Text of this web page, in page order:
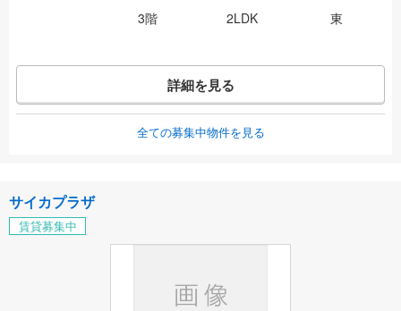
3階 2LDK 東
詳細を見る
全ての募集中物件を見る
サイカプラザ
賃貸募集中